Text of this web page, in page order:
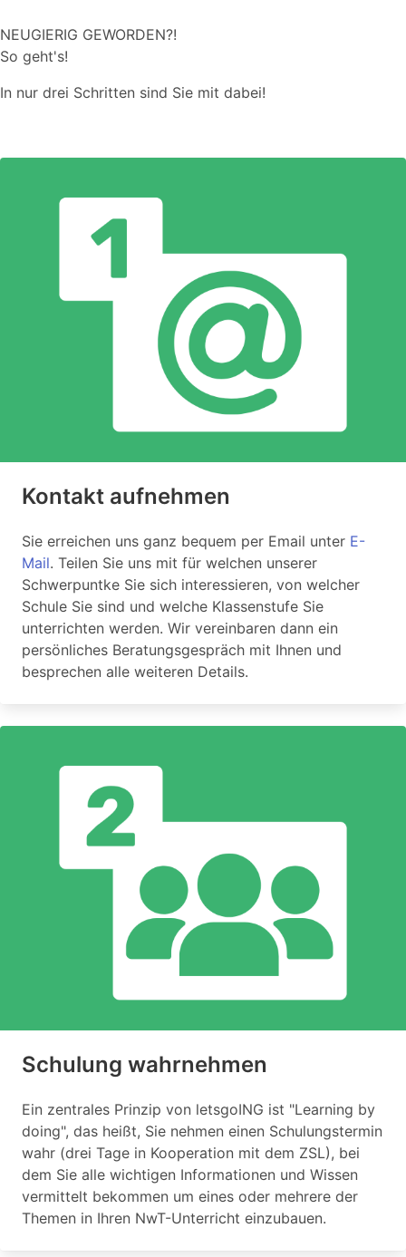
NEUGIERIG GEWORDEN?!
So geht's!
In nur drei Schritten sind Sie mit dabei!
Kontakt aufnehmen
Sie erreichen uns ganz bequem per Email unter E-
Mail. Teilen Sie uns mit für welchen unserer
Schwerpuntke Sie sich interessieren, von welcher
Schule Sie sind und welche Klassenstufe Sie
unterrichten werden. Wir vereinbaren dann ein
persönliches Beratungsgespräch mit Ihnen und
besprechen alle weiteren Details.
Schulung wahrnehmen
Ein zentrales Prinzip von letsgoING ist "Learning by
doing", das heißt, Sie nehmen einen Schulungstermin
wahr (drei Tage in Kooperation mit dem ZSL), bei
dem Sie alle wichtigen Informationen und Wissen
vermittelt bekommen um eines oder mehrere der
Themen in Ihren NwT-Unterricht einzubauen.